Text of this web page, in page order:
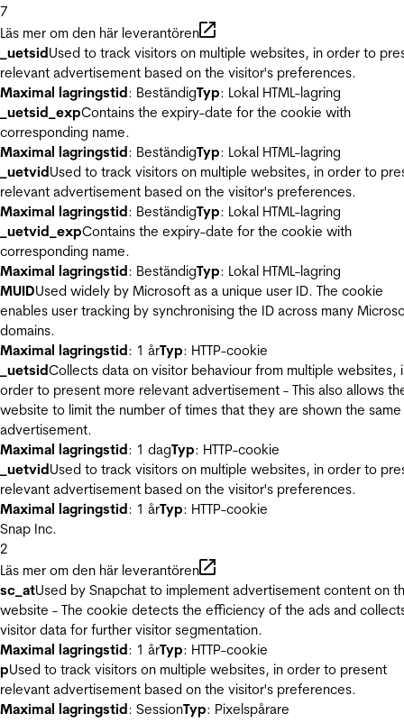
7
Läs mer om den här leverantören
_uetsidUsed to track visitors on multiple websites, in order to
relevant advertisement based on the visitor's preferences.
Maximal lagringstid: BeständigTyp: Lokal HTML-lagring
_uetsid_expContains the expiry-date for the cookie with
corresponding name.
Maximal lagringstid: BeständigTyp: Lokal HTML-lagring
_uetvidUsed to track visitors on multiple websites, in order to
relevant advertisement based on the visitor's preferences.
Maximal lagringstid: BeständigTyp: Lokal HTML-lagring
_uetvid_expContains the expiry-date for the cookie with
corresponding name.
Maximal lagringstid: BeständigTyp: Lokal HTML-lagring
MUIDUsed widely by Microsoft as a unique user ID. The cookie
enables user tracking by synchronising the ID across many
domains.
Maximal lagringstid: 1 årTyp: HTTP-cookie
_uetsidCollects data on visitor behaviour from multiple websites,
order to present more relevant advertisement - This also allows
website to limit the number of times that they are shown the same
advertisement.
Maximal lagringstid: 1 dagTyp: HTTP-cookie
_uetvidUsed to track visitors on multiple websites, in order to
relevant advertisement based on the visitor's preferences.
Maximal lagringstid: 1 årTyp: HTTP-cookie
Snap Inc.
2
Läs mer om den här leverantören
sc_atUsed by Snapchat to implement advertisement content on
website - The cookie detects the efficiency of the ads and
visitor data for further visitor segmentation.
Maximal lagringstid: 1 årTyp: HTTP-cookie
pUsed to track visitors on multiple websites, in order to present
relevant advertisement based on the visitor's preferences.
Maximal lagringstid: SessionTyp: Pixelspårare